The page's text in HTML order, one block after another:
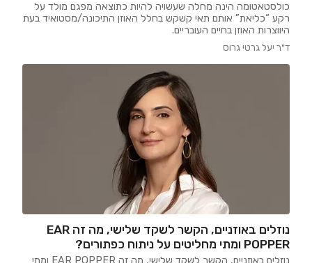
כולסטאטומה הינה מחלה שעשויה להיות כתוצאה מפגם מולד על
רקע “כליאת” אותם תאי קשקש בחלל האוזן התיכונה/מסטואיד בעת
היווצרות האוזן בחיים העובריים.
ד"ר יעל גרטי גרוס
נוזלים באוזניים, הקשר לשקד שלישי, מה זה EAR
POPPER ומתי מחליטים על ניתוח כפתורים?